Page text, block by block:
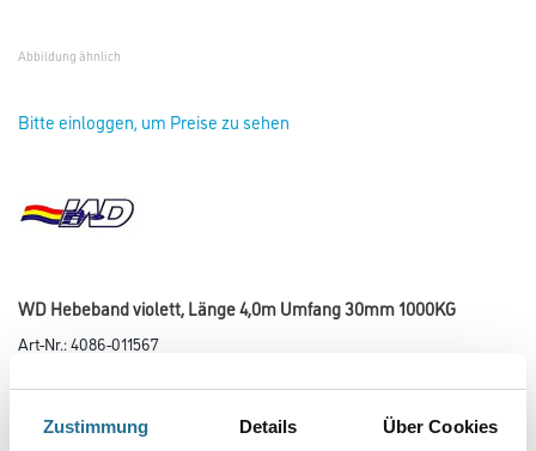
Zustimmung Details Über Cookies
Abbildung ähnlich
Bitte einloggen, um Preise zu sehen
WD Hebeband violett, Länge 4,0m Umfang 30mm 1000KG
Art-Nr.:4086-011567
Farbtonbezeichnung